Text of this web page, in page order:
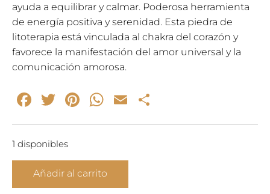
ayuda a equilibrar y calmar. Poderosa herramienta
de energía positiva y serenidad. Esta piedra de
litoterapia está vinculada al chakra del corazón y
favorece la manifestación del amor universal y la
comunicación amorosa.
Facebook
Twitter
Pinterest
WhatsApp
Email
1 disponibles
Añadir al carrito